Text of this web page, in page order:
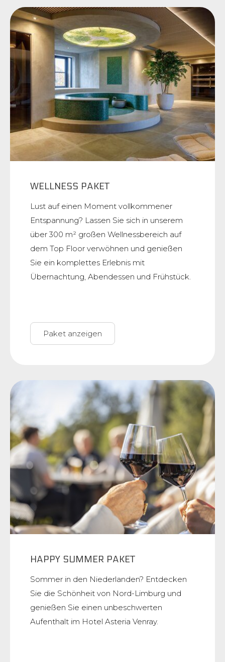
WELLNESS PAKET
Lust auf einen Moment vollkommener
Entspannung? Lassen Sie sich in unserem
über 300 m² großen Wellnessbereich auf
dem Top Floor verwöhnen und genießen
Sie ein komplettes Erlebnis mit
Übernachtung, Abendessen und Frühstück.
Paket anzeigen
HAPPY SUMMER PAKET
Sommer in den Niederlanden? Entdecken
Sie die Schönheit von Nord-Limburg und
genießen Sie einen unbeschwerten
Aufenthalt im Hotel Asteria Venray.